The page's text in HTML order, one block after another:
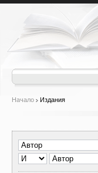
Начало Издания